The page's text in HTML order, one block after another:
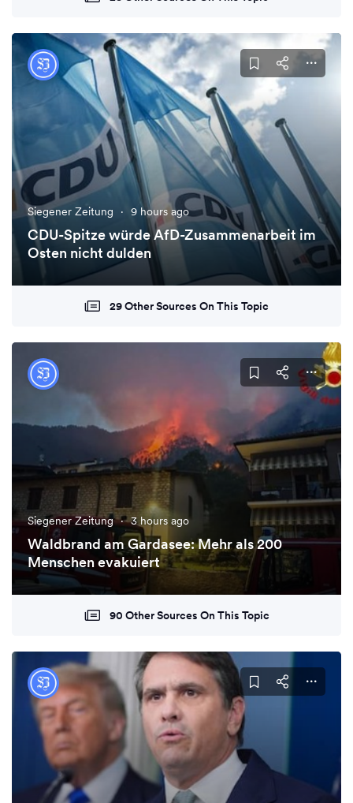
Siegener Zeitung · 9 hours ago
CDU-Spitze würde AfD-Zusammenarbeit im
Osten nicht dulden
29 Other Sources On This Topic
Siegener Zeitung · 3 hours ago
Waldbrand am Gardasee: Mehr als 200
Menschen evakuiert
90 Other Sources On This Topic